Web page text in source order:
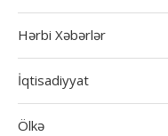
Hərbi Xəbərlər
İqtisadiyyat
Ölkə